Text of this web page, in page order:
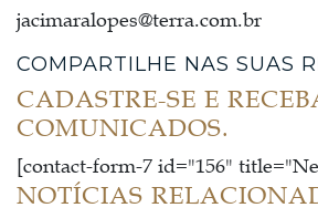
jacimaralopes@terra.com.br
COMPARTILHE NAS SUAS
CADASTRE-SE E
COMUNICADOS.
[contact-form-7 id="156"
NOTÍCIAS